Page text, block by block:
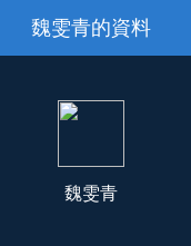
魏雯青的資料
魏雯青